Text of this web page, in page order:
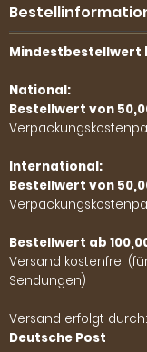
Mindestbestellwert
National:
Bestellwert von
International:
Bestellwert von
Bestellwert ab
Versand kostenfrei
Sendungen)
Versand erfolgt durch:
Deutsche Post